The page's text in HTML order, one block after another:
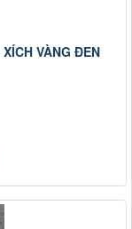
VÀNG ĐEN